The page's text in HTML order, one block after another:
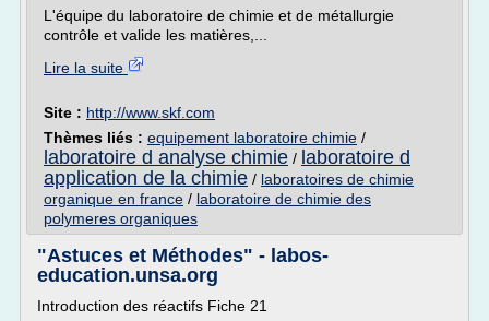
L'équipe du laboratoire de chimie et de métallurgie
contrôle et valide les matières,...
Lire la suite
Site : http://www.skf.com
Thèmes liés : equipement laboratoire chimie /
laboratoire d analyse chimie / laboratoire d
application de la chimie / laboratoires de chimie
organique en france / laboratoire de chimie des
polymeres organiques
"Astuces et Méthodes" - labos-
education.unsa.org
Introduction des réactifs Fiche 21